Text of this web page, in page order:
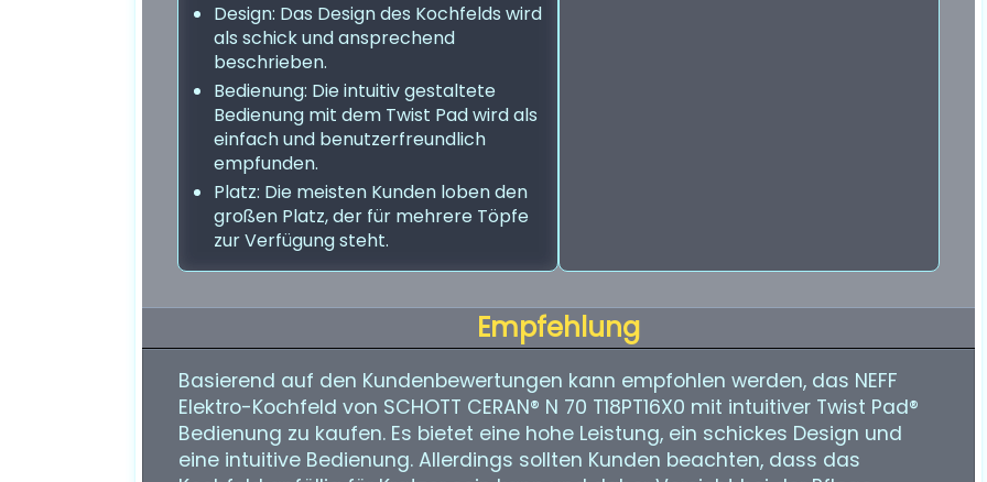
Design: Das Design des Kochfelds wird
als schick und ansprechend
beschrieben.
Bedienung: Die intuitiv gestaltete
Bedienung mit dem Twist Pad wird als
einfach und benutzerfreundlich
empfunden.
Platz: Die meisten Kunden loben den
großen Platz, der für mehrere Töpfe
zur Verfügung steht.
Empfehlung
Basierend auf den Kundenbewertungen kann empfohlen werden, das NEFF
Elektro-Kochfeld von SCHOTT CERAN® N 70 T18PT16X0 mit intuitiver Twist Pad®
Bedienung zu kaufen. Es bietet eine hohe Leistung, ein schickes Design und
eine intuitive Bedienung. Allerdings sollten Kunden beachten, dass das